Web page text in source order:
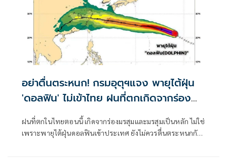
อย่าตื่นตระหนก! กรมอุตุฯแจง พายุไต้ฝุ่น
'ดอลฟิน' ไม่เข้าไทย ฝนที่ตกเกิดจากร่อง
มรสุม
ฝนที่ตกในไทยตอนนี้ เกิดจากร่องมรสุมและมรสุมเป็นหลัก ไม่ใช่
เพราะพายุไต้ฝุ่นดอลฟินเข้าประเทศ ยังไม่ควรตื่นตระหนกกับ